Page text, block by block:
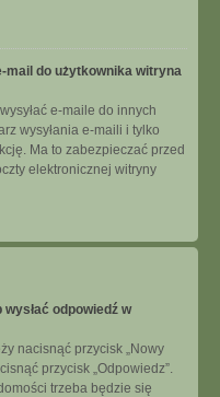
mail do użytkownika witryna
e-maile do innych
wysyłania e-maili i tylko
Ma to zabezpieczać przed
elektronicznej witryny
odpowiedź w
nacisnąć przycisk „Nowy
przycisk „Odpowiedz”.
trzeba będzie się